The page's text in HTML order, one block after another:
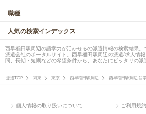
職種
人気の検索インデックス
西早稲田駅周辺の語学力が活かせるの派遣情報の検索結果
派遣会社のポータルサイト。西早稲田駅周辺の派遣/求人情
間、長期・短期などの希望条件から、あなたにピッタリの派
派遣TOP 関東 東京 西早稲田駅周辺 西早稲田駅周辺 語
個人情報の取り扱いについて ご利用規約